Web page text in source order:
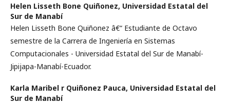
Helen Lisseth Bone Quiñonez, Universidad Estatal del
Sur de Manabí­
Helen Lisseth Bone Quiñonez â€“ Estudiante de Octavo
semestre de la Carrera de Ingenierí­a en Sistemas
Computacionales - Universidad Estatal del Sur de Manabí­
Jipijapa-Manabí­-Ecuador.
Karla Maribel r Quiñonez Pauca, Universidad Estatal del
Sur de Manabí­